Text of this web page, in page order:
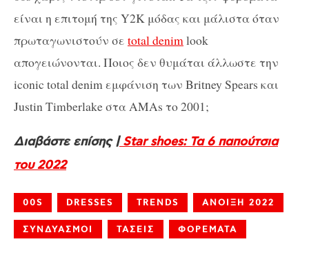
είναι η επιτομή της Y2K μόδας και μάλιστα όταν
πρωταγωνιστούν σε total denimlook
απογειώνονται. Ποιος δεν θυμάται άλλωστε την
iconic total denim εμφάνιση των Britney Spears και
Justin Timberlake στα AMAs το 2001;
Διαβάστε επίσης |Star shoes: Τα 6 παπούτσια
του 2022
00S DRESSES TRENDS ΑΝΟΙΞΗ 2022
ΣΥΝΔΥΑΣΜΟΙ ΤΑΣΕΙΣ ΦΟΡΕΜΑΤΑ